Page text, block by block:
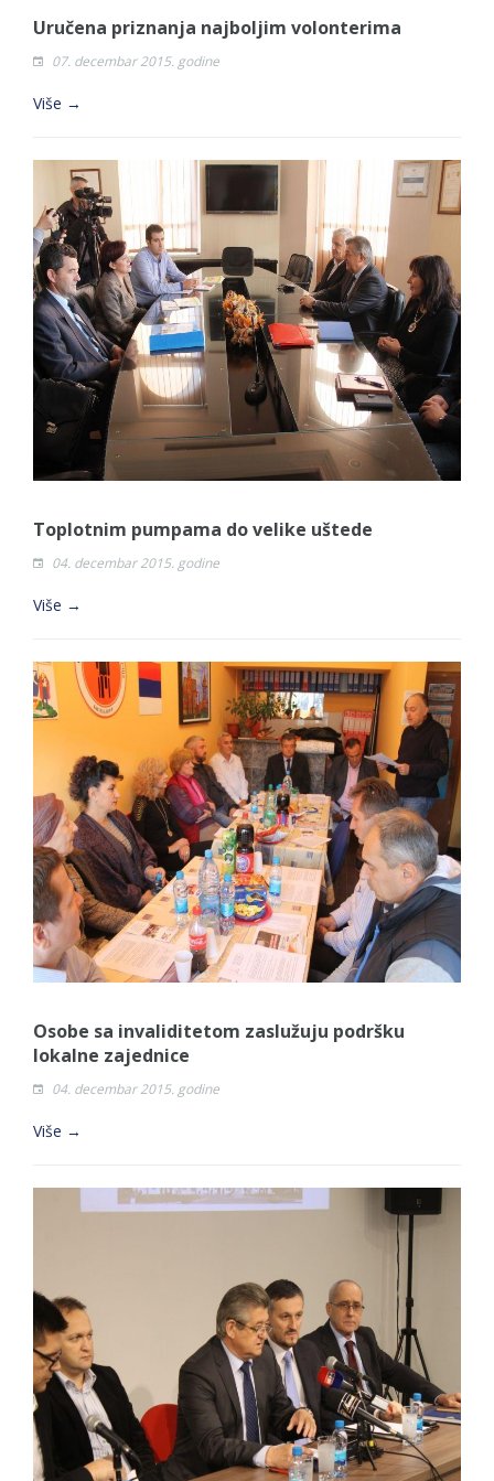
Uručena priznanja najboljim volonterima
07. decembar 2015. godine
Više →
Toplotnim pumpama do velike uštede
04. decembar 2015. godine
Više →
Osobe sa invaliditetom zaslužuju podršku
lokalne zajednice
04. decembar 2015. godine
Više →